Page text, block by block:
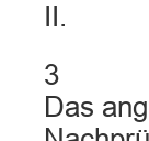
II.
3
Das